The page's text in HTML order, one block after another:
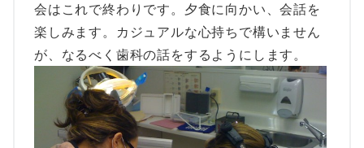
会はこれで終わりです。夕食に向かい、会話を
楽しみます。カジュアルな心持ちで構いません
が、なるべく歯科の話をするようにします。